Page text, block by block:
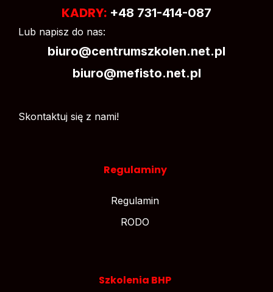
KADRY: +48 731-414-087
Lub napisz do nas:
biuro@centrumszkolen.net.pl
biuro@mefisto.net.pl
Skontaktuj się z nami!
Regulaminy
Regulamin
RODO
Szkolenia BHP